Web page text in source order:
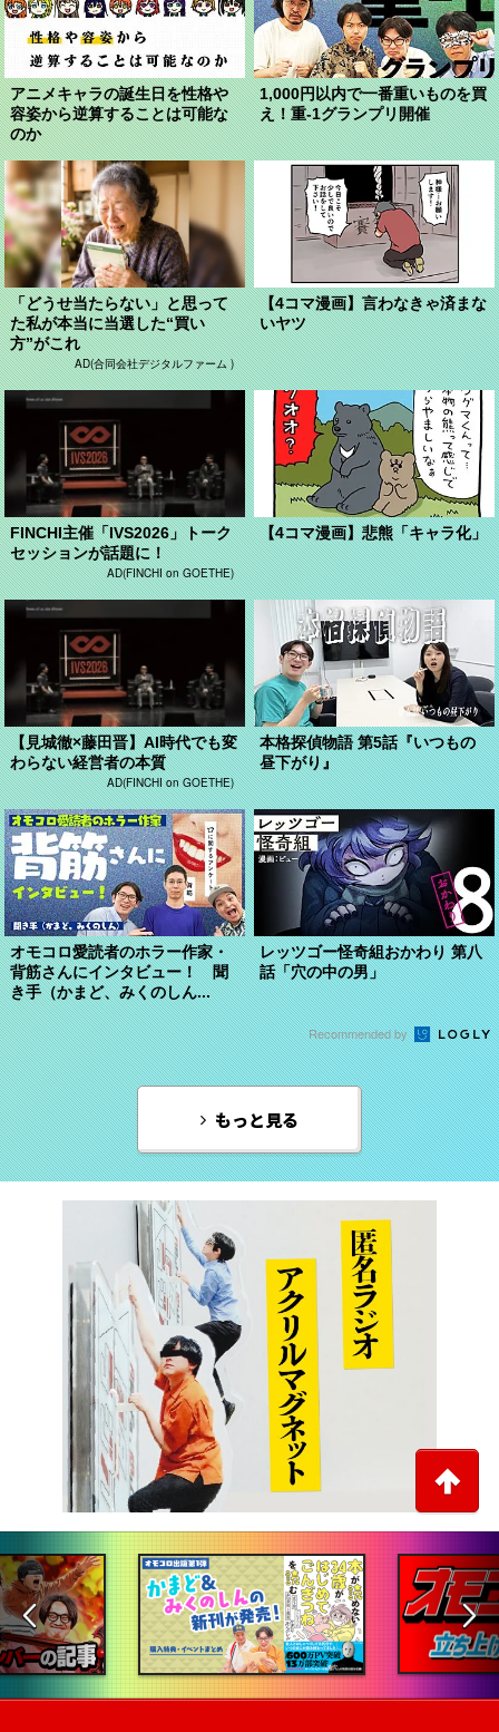
アニメキャラの誕生日を性格や
容姿から逆算することは可能な
のか
1,000円以内で一番重いものを買
え！重-1グランプリ開催
「どうせ当たらない」と思って
た私が本当に当選した“買い
方”がこれ
AD(合同会社デジタルファーム )
【4コマ漫画】言わなきゃ済まな
いヤツ
FINCHI主催「IVS2026」トーク
セッションが話題に！
AD(FINCHI on GOETHE)
【4コマ漫画】悲熊「キャラ化」
【見城徹×藤田晋】AI時代でも変
わらない経営者の本質
AD(FINCHI on GOETHE)
本格探偵物語 第5話『いつもの
昼下がり』
オモコロ愛読者のホラー作家・
背筋さんにインタビュー！ 聞
き手（かまど、みくのしん...
レッツゴー怪奇組おかわり 第八
話「穴の中の男」
Recommended by
もっと見る